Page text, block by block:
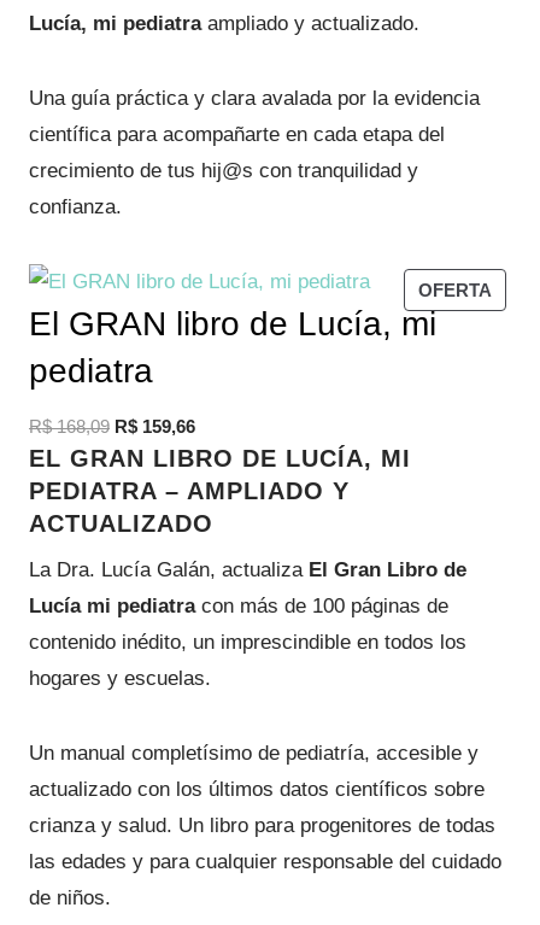
Lucía, mi pediatraampliado y actualizado.
Una guía práctica y clara avalada por la evidencia
científica para acompañarte en cada etapa del
crecimiento de tus hij@s con tranquilidad y
confianza.
OFERTAP
El GRAN libro de Lucía, mi
pediatra
R$168,09 E
l
p
r
c
o
o
i
n
a
R$ 159,66E
p
r
c
i
o
a
a
l
e
EL GRAN LIBRO DE LUCÍA, MI
PEDIATRA – AMPLIADO Y
ACTUALIZADO
La Dra. Lucía Galán, actualiza El Gran Libro de
Lucía mi pediatracon más de 100 páginas de
contenido inédito, un imprescindible en todos los
hogares y escuelas.
Un manual completísimo de pediatría, accesible y
actualizado con los últimos datos científicos sobre
crianza y salud. Un libro para progenitores de todas
las edades y para cualquier responsable del cuidado
de niños.